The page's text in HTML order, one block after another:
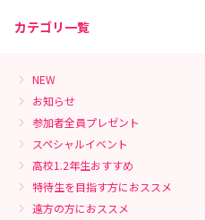
カテゴリ一覧
NEW
お知らせ
参加者全員プレゼント
スペシャルイベント
高校1.2年生おすすめ
特待生を目指す方におススメ
遠方の方におススメ